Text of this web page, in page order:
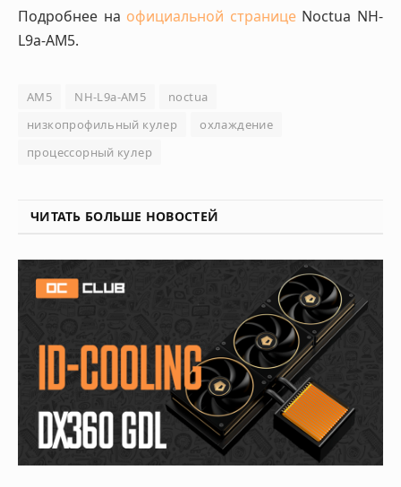
Подробнее на официальной страницеNoctua NH-
L9a-AM5.
AM5 NH-L9a-AM5
noctua
низкопрофильный кулер
охлаждение
процессорный кулер
ЧИТАТЬ БОЛЬШЕ НОВОСТЕЙ